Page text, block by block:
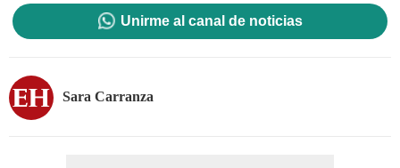
Unirme al canal de noticias
Sara Carranza